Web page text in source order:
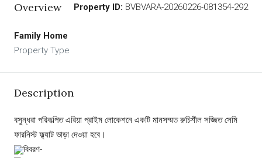
Overview Property ID: BVBVARA-20260226-081354-292
Family Home
Property Type
Description
বসুন্ধরা পরিকল্পিত এরিয়া প্রাইম লোকেশনে একটি মানসম্মত রুচিশীল সজ্জিত‌ সেমি
ফারনিস্ট ফ্ল্যাট ভাড়া দেওয়া হবে।
বিবরণ-